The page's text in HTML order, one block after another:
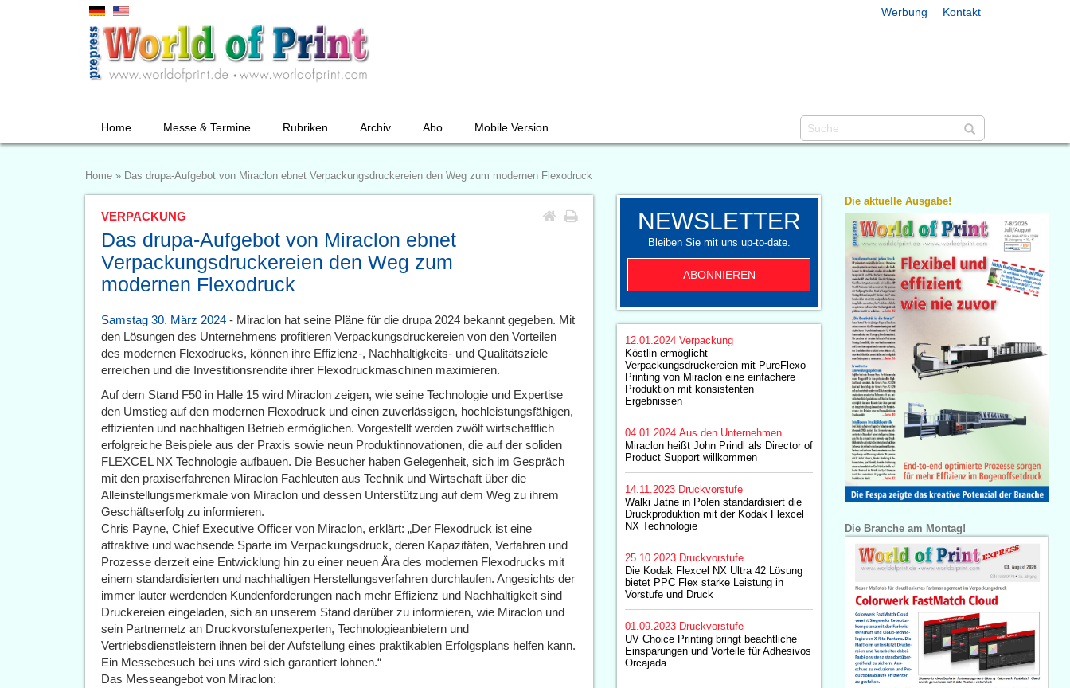
Werbung Kontakt
Home Messe & Termine Rubriken Archiv Abo Mobile Version
Home » Das drupa-Aufgebot von Miraclon ebnet Verpackungsdruckereien den Weg zum modernen Flexodruck
VERPACKUNG
Das drupa-Aufgebot von Miraclon ebnet
Verpackungsdruckereien den Weg zum
modernen Flexodruck
Samstag 30. März 2024 - Miraclon hat seine Pläne für die drupa 2024 bekannt gegeben. Mit
den Lösungen des Unternehmens profitieren Verpackungsdruckereien von den Vorteilen
des modernen Flexodrucks, können ihre Effizienz-, Nachhaltigkeits- und Qualitätsziele
erreichen und die Investitionsrendite ihrer Flexodruckmaschinen maximieren.
Auf dem Stand F50 in Halle 15 wird Miraclon zeigen, wie seine Technologie und Expertise
den Umstieg auf den modernen Flexodruck und einen zuverlässigen, hochleistungsfähigen,
effizienten und nachhaltigen Betrieb ermöglichen. Vorgestellt werden zwölf wirtschaftlich
erfolgreiche Beispiele aus der Praxis sowie neun Produktinnovationen, die auf der soliden
FLEXCEL NX Technologie aufbauen. Die Besucher haben Gelegenheit, sich im Gespräch
mit den praxiserfahrenen Miraclon Fachleuten aus Technik und Wirtschaft über die
Alleinstellungsmerkmale von Miraclon und dessen Unterstützung auf dem Weg zu ihrem
Geschäftserfolg zu informieren.
Chris Payne, Chief Executive Officer von Miraclon, erklärt: „Der Flexodruck ist eine
attraktive und wachsende Sparte im Verpackungsdruck, deren Kapazitäten, Verfahren und
Prozesse derzeit eine Entwicklung hin zu einer neuen Ära des modernen Flexodrucks mit
einem standardisierten und nachhaltigen Herstellungsverfahren durchlaufen. Angesichts der
immer lauter werdenden Kundenforderungen nach mehr Effizienz und Nachhaltigkeit sind
Druckereien eingeladen, sich an unserem Stand darüber zu informieren, wie Miraclon und
sein Partnernetz an Druckvorstufenexperten, Technologieanbietern und
Vertriebsdienstleistern ihnen bei der Aufstellung eines praktikablen Erfolgsplans helfen kann.
Ein Messebesuch bei uns wird sich garantiert lohnen.“
Das Messeangebot von Miraclon:
NEWSLETTER
Bleiben Sie mit uns up-to-date.
ABONNIEREN
12.01.2024 Verpackung
Köstlin ermöglicht
Verpackungsdruckereien mit PureFlexo
Printing von Miraclon eine einfachere
Produktion mit konsistenten
Ergebnissen
04.01.2024 Aus den Unternehmen
Miraclon heißt John Prindl als Director of
Product Support willkommen
14.11.2023 Druckvorstufe
Walki Jatne in Polen standardisiert die
Druckproduktion mit der Kodak Flexcel
NX Technologie
25.10.2023 Druckvorstufe
Die Kodak Flexcel NX Ultra 42 Lösung
bietet PPC Flex starke Leistung in
Vorstufe und Druck
01.09.2023 Druckvorstufe
UV Choice Printing bringt beachtliche
Einsparungen und Vorteile für Adhesivos
Orcajada
Die aktuelle Ausgabe!
Die Branche am Montag!